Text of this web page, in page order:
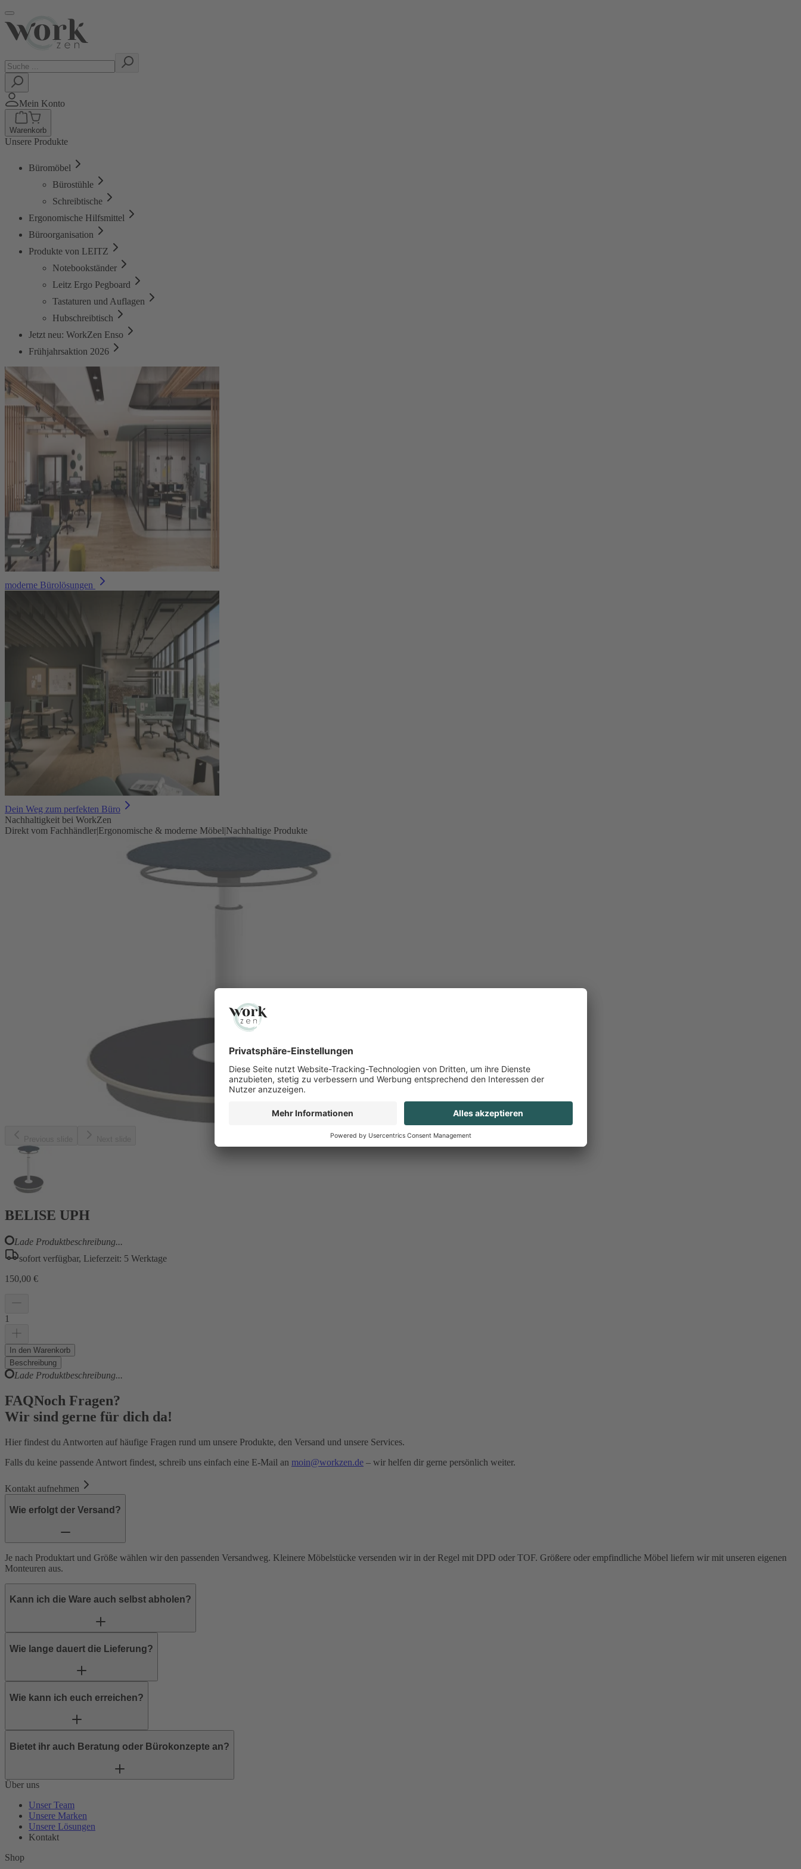
Mein Konto
Warenkorb
Unsere Produkte
Büromöbel
Bürostühle
Schreibtische
Ergonomische Hilfsmittel
Büroorganisation
Produkte von LEITZ
Notebookständer
Leitz Ergo Pegboard
Tastaturen und Auflagen
Hubschreibtisch
Jetzt neu: WorkZen Enso
Frühjahrsaktion 2026
moderne Bürolösungen
Dein Weg zum perfekten Büro
Nachhaltigkeit bei WorkZen
Direkt vom Fachhändler|Ergonomische & moderne Möbel|Nachhaltige Produkte
BELISE UPH
Lade Produktbeschreibung...
sofort verfügbar, Lieferzeit: 5 Werktage
150,00 €
1
In den Warenkorb
Beschreibung
Lade Produktbeschreibung...
FAQNoch Fragen?
Wir sind gerne für dich da!
Hier findest du Antworten auf häufige Fragen rund um unsere Produkte, den Versand und unsere Services.
Falls du keine passende Antwort findest, schreib uns einfach eine E-Mail an moin@workzen.de – wir helfen dir gerne persönlich weiter.
Kontakt aufnehmen
Wie erfolgt der Versand?
Je nach Produktart und Größe wählen wir den passenden Versandweg. Kleinere Möbelstücke versenden wir in der Regel mit DPD oder TOF. Größere oder empfindliche Möbel liefern wir mit unseren eigenen
Monteuren aus.
Kann ich die Ware auch selbst abholen?
Wie lange dauert die Lieferung?
Wie kann ich euch erreichen?
Bietet ihr auch Beratung oder Bürokonzepte an?
Über uns
Unser Team
Unsere Marken
Unsere Lösungen
Kontakt
Shop